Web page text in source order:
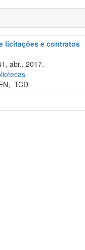
licitações e contratos
abr., 2017.
,TCD